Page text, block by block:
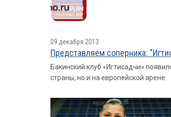
09 декабря 2013
Представляем соперника:
Бакинский клуб «Игтисадчи»
страны, но и на европейской арене.